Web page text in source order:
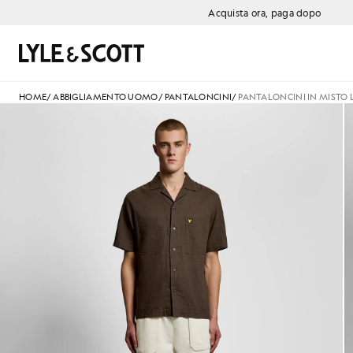
Acquista ora, paga dopo
Cerca
HOME/ABBIGLIAMENTO UOMO/ PANTALONCINI/ PANTALONCINI IN MISTO